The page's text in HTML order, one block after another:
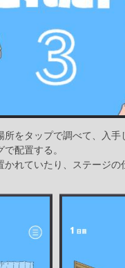
所をタップで調べて、入手
配置する。
かれていたり、ステージの